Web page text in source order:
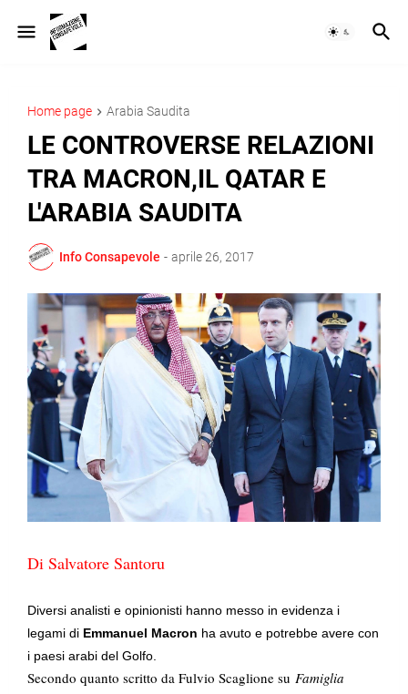
Home page Arabia Saudita
LE CONTROVERSE RELAZIONI
TRA MACRON,IL QATAR E
L'ARABIA SAUDITA
Info Consapevole - aprile 26, 2017
Di Salvatore Santoru
Diversi analisti e opinionisti hanno messo in evidenza i
legami di Emmanuel Macron ha avuto e potrebbe avere con
i paesi arabi del Golfo.
Secondo quanto scritto da Fulvio Scaglione su Famiglia